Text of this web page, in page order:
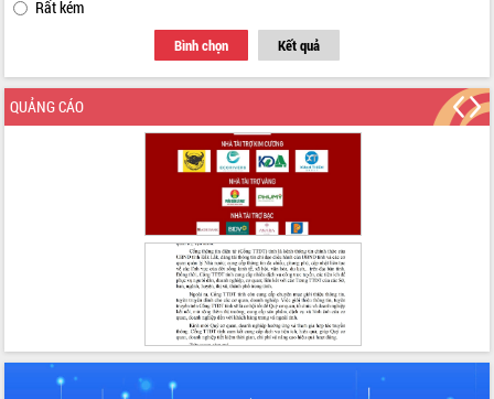
Tập huấn nâng cao năng lực triển khai
chuyển đổi số cho cán bộ, công chức
Đắk Lắk phát động hưởng ứng Ngày
Quyền của người tiêu dùng Việt Nam
Đẩy mạnh cải cách hành chính, quyết
Tổ chức trang trọng Lễ hội Đền thờ
Phó Bí thư Tỉnh ủy Đắk Lắk Đỗ Hữu
Huy giữ chức Bí thư Đảng ủy Ủy Ban
Bệnh án điện tử thúc đẩy chuyển đổi
số y tế tại Đắk Lắk
Rất kém
Bình chọn Kết quả
QUẢNG CÁO